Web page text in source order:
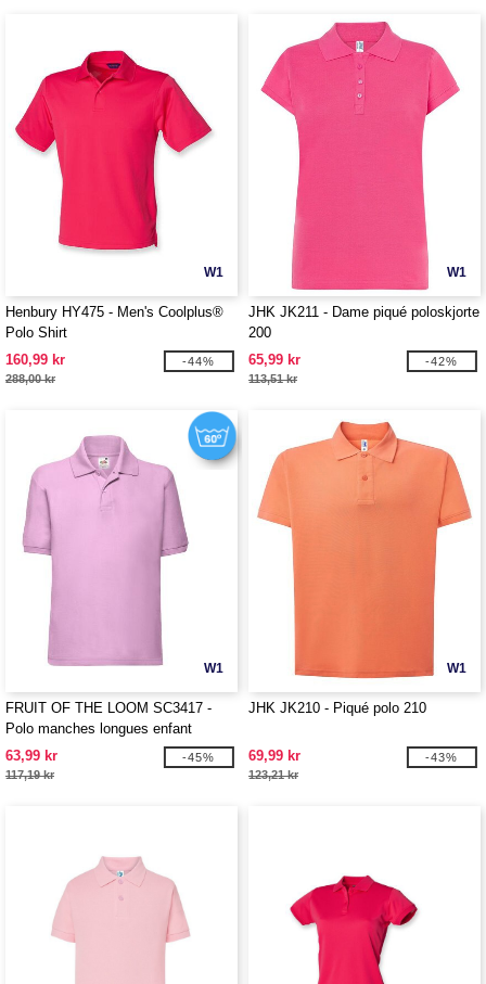
W1
Henbury HY475 - Men's Coolplus®
Polo Shirt
160,99 kr
288,00 kr
-44%
W1
JHK JK211 - Dame piqué poloskjorte
200
65,99 kr
113,51 kr
-42%
W1
FRUIT OF THE LOOM SC3417 -
Polo manches longues enfant
63,99 kr
117,19 kr
-45%
W1
JHK JK210 - Piqué polo 210
69,99 kr
123,21 kr
-43%